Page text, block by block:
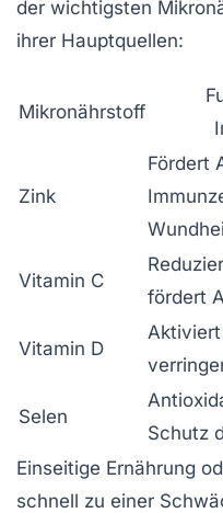
der wichtigsten
ihrer Hauptquellen:
Mikronährstoff
Zink
Fördert
Vitamin C
fördert
Vitamin D
Selen
Schutz
Einseitige Ernährung
schnell zu einer